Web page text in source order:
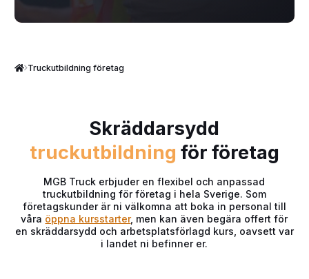
Truckutbildning företag
Skräddarsydd
truckutbildning för företag
MGB Truck erbjuder en flexibel och anpassad
truckutbildning för företag i hela Sverige. Som
företagskunder är ni välkomna att boka in personal till
våra öppna kursstarter, men kan även begära offert för
en skräddarsydd och arbetsplatsförlagd kurs, oavsett var
i landet ni befinner er.